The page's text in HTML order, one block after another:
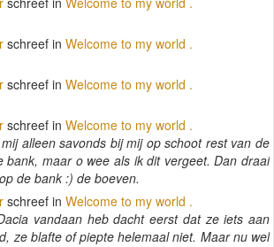
schreef in Welcome to my world .
schreef in Welcome to my world .
schreef in Welcome to my world .
alleen savonds bij mij op schoot rest van de
bank, maar o wee als ik dit vergeet. Dan draai
de bank :) de boeven.
schreef in Welcome to my world .
vandaan heb dacht eerst dat ze iets aan
ze blafte of piepte helemaal niet. Maar nu wel